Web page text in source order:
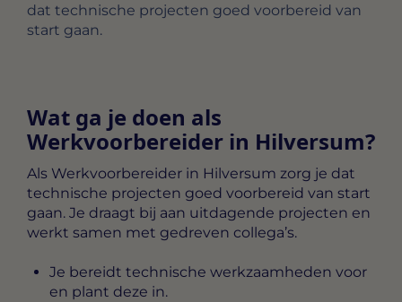
dat technische projecten goed voorbereid van
start gaan.
Wat ga je doen als
Werkvoorbereider in Hilversum?
Als Werkvoorbereider in Hilversum zorg je dat
technische projecten goed voorbereid van start
gaan. Je draagt bij aan uitdagende projecten en
werkt samen met gedreven collega’s.
Je bereidt technische werkzaamheden voor
en plant deze in.